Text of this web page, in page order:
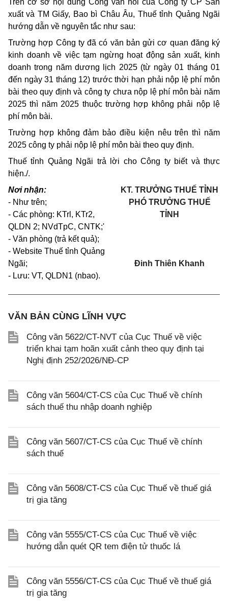
Trên cơ sở nội dung Công văn hỏi của Công ty CP Sản
xuất và TM Giấy, Bao bì Châu Âu, Thuế tỉnh Quảng Ngãi
hướng dẫn về nguyên tắc như sau:
Trường hợp Công ty đã có văn bản gửi cơ quan đăng ký
kinh doanh về việc tạm ngừng hoạt động sản xuất, kinh
doanh trong năm dương lịch 2025 (từ ngày 01 tháng 01
đến ngày 31 tháng 12) trước thời hạn phải nộp lệ phí môn
bài theo quy định và công ty chưa nộp lệ phí môn bài năm
2025 thì năm 2025 thuộc trường hợp không phải nộp lệ
phí môn bài.
Trường hợp không đảm bảo điều kiện nêu trên thì năm
2025 công ty phải nộp lệ phí môn bài theo quy định.
Thuế tỉnh Quảng Ngãi trả lời cho Công ty biết và thực
hiện./.
Nơi nhận:
- Như trên;
- Các phòng: KTrl, KTr2,
QLDN 2; NVdTpC, CNTK;'
- Văn phòng (trả kết quả);
- Website Thuế tỉnh Quảng
Ngãi;
- Lưu: VT, QLDN1 (nbao).
KT. TRƯỞNG THUẾ TỈNH
PHÓ TRƯỞNG THUẾ
TỈNH
Đinh Thiên Khanh
VĂN BẢN CÙNG LĨNH VỰC
Công văn 5622/CT-NVT của Cục Thuế về việc
triển khai tạm hoãn xuất cảnh theo quy định tại
Nghị định 252/2026/NĐ-CP
Công văn 5604/CT-CS của Cục Thuế về chính
sách thuế thu nhập doanh nghiệp
Công văn 5607/CT-CS của Cục Thuế về chính
sách thuế
Công văn 5608/CT-CS của Cục Thuế về thuế giá
trị gia tăng
Công văn 5555/CT-CS của Cục Thuế về việc
hướng dẫn quét QR tem điện tử thuốc lá
Công văn 5556/CT-CS của Cục Thuế về thuế giá
trị gia tăng